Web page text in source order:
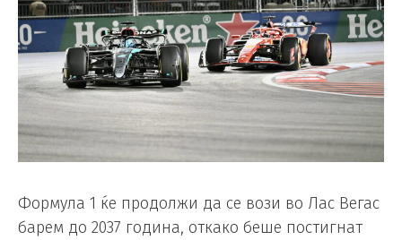
Формула 1 ќе продолжи да се вози во Лас Вегас
барем до 2037 година, откако беше постигнат